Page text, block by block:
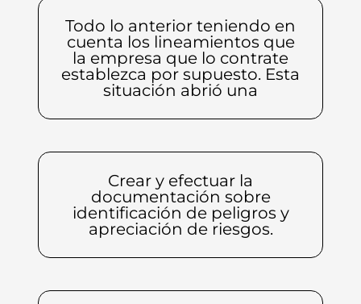
Todo lo anterior teniendo en
cuenta los lineamientos que
la empresa que lo contrate
establezca por supuesto. Esta
situación abrió una
Crear y efectuar la
documentación sobre
identificación de peligros y
apreciación de riesgos.